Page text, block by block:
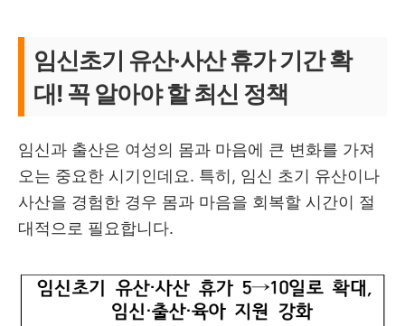
임신초기 유산·사산 휴가 기간 확
대! 꼭 알아야 할 최신 정책
임신과 출산은 여성의 몸과 마음에 큰 변화를 가져
오는 중요한 시기인데요. 특히, 임신 초기 유산이나
사산을 경험한 경우 몸과 마음을 회복할 시간이 절
대적으로 필요합니다.